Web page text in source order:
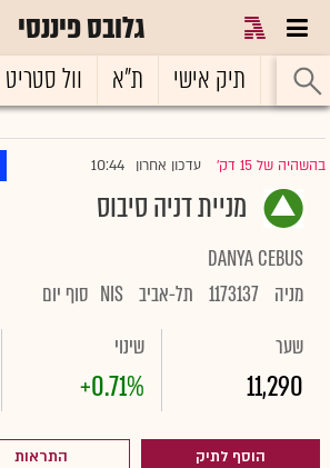
גלובס פיננסי
ראשי תיק אישי ת"א וול סטריט
בהשהיה של 15 דק' |עדכון אחרון 10:44
מניית דניה סיבוס
DANYA CEBUS
מניה 1173137 תל-אביב NIS סוף יום
שער
11,290
שינוי
+0.71%
הוסף לתיק התראות